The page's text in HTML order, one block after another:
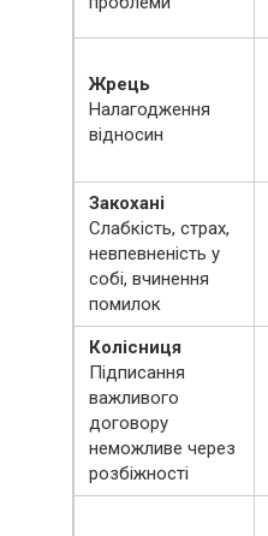
Жрець
Налагодження
відносин
Закохані
Слабкість, страх,
невпевненість у
собі, вчинення
помилок
Колісниця
Підписання
важливого
договору
неможливе через
розбіжності